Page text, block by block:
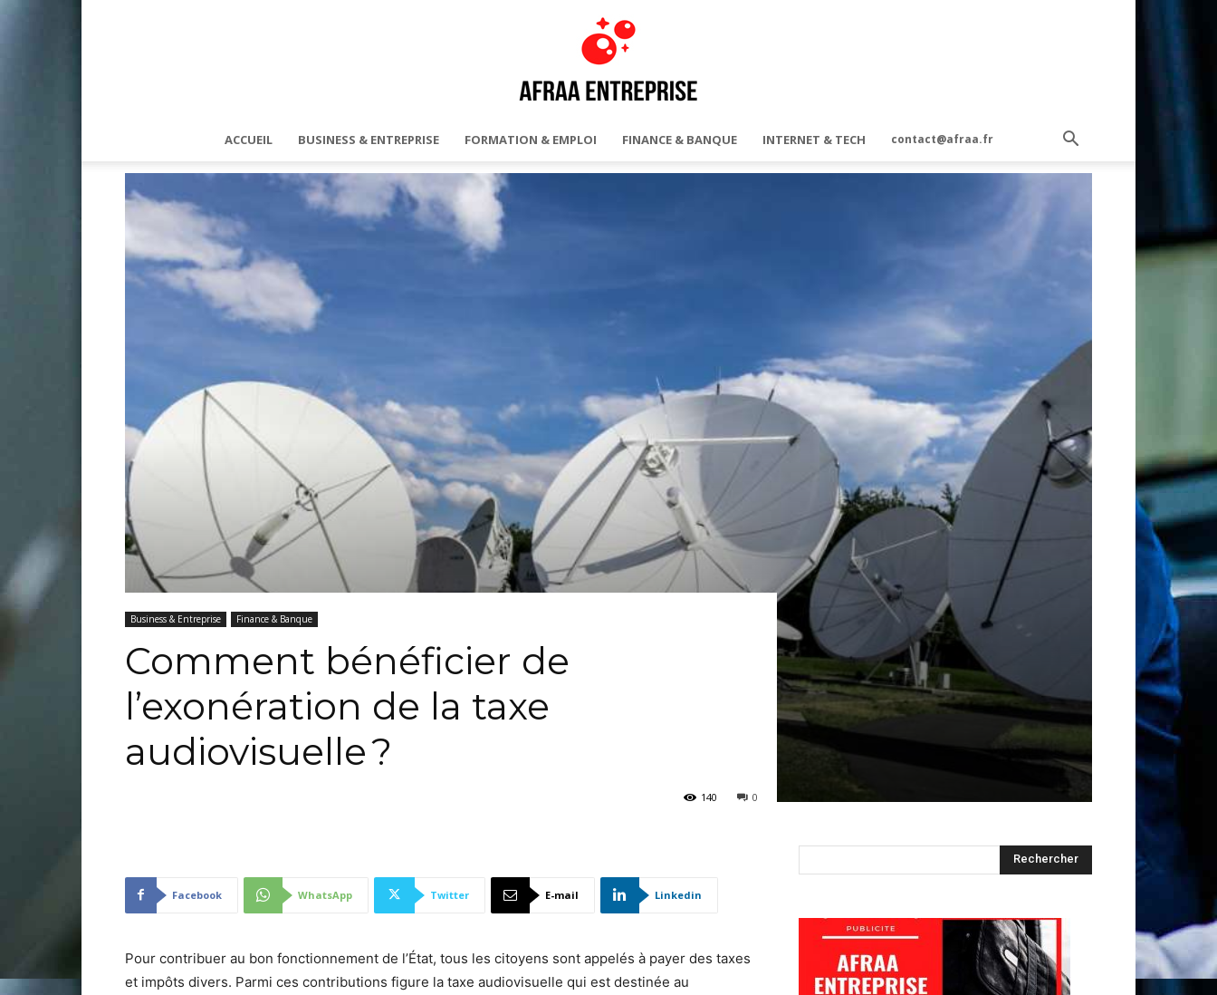
ACCUEIL BUSINESS & ENTREPRISE FORMATION & EMPLOI FINANCE & BANQUE INTERNET & TECH contact@afraa.fr
Business & Entreprise Finance & Banque
Comment bénéficier de
l’exonération de la taxe
audiovisuelle ?
0
140
Facebook WhatsApp Twitter E-mail Linkedin
Pour contribuer au bon fonctionnement de l’État, tous les citoyens sont appelés à payer des taxes
et impôts divers. Parmi ces contributions figure la taxe audiovisuelle qui est destinée au